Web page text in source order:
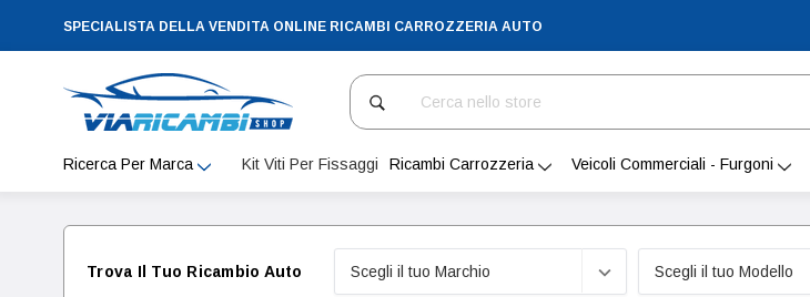
SPECIALISTA DELLA VENDITA ONLINE RICAMBI CARROZZERIA AUTO
Cerca
Ricerca Per Marca Kit Viti Per Fissaggi Ricambi Carrozzeria Veicoli Commerciali - Furgoni
Trova Il Tuo Ricambio Auto